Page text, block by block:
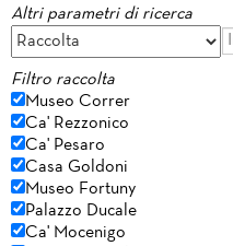
Altri parametri di ricerca
Filtro raccolta
Museo Correr
Ca' Rezzonico
Ca' Pesaro
Casa Goldoni
Museo Fortuny
Palazzo Ducale
Ca' Mocenigo